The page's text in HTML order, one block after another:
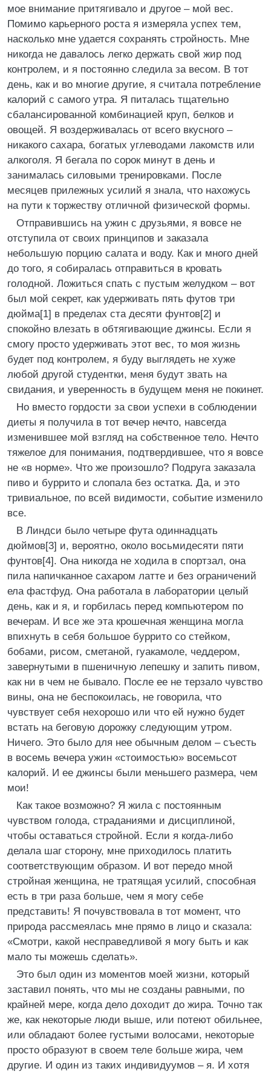
мое внимание притягивало и другое – мой вес.
Помимо карьерного роста я измеряла успех тем,
насколько мне удается сохранять стройность. Мне
никогда не давалось легко держать свой жир под
контролем, и я постоянно следила за весом. В тот
день, как и во многие другие, я считала потребление
калорий с самого утра. Я питалась тщательно
сбалансированной комбинацией круп, белков и
овощей. Я воздерживалась от всего вкусного –
никакого сахара, богатых углеводами лакомств или
алкоголя. Я бегала по сорок минут в день и
занималась силовыми тренировками. После
месяцев прилежных усилий я знала, что нахожусь
на пути к торжеству отличной физической формы.
Отправившись на ужин с друзьями, я вовсе не
отступила от своих принципов и заказала
небольшую порцию салата и воду. Как и много дней
до того, я собиралась отправиться в кровать
голодной. Ложиться спать с пустым желудком – вот
был мой секрет, как удерживать пять футов три
дюйма[1] в пределах ста десяти фунтов[2] и
спокойно влезать в обтягивающие джинсы. Если я
смогу просто удерживать этот вес, то моя жизнь
будет под контролем, я буду выглядеть не хуже
любой другой студентки, меня будут звать на
свидания, и уверенность в будущем меня не покинет.
Но вместо гордости за свои успехи в соблюдении
диеты я получила в тот вечер нечто, навсегда
изменившее мой взгляд на собственное тело. Нечто
тяжелое для понимания, подтвердившее, что я вовсе
не «в норме». Что же произошло? Подруга заказала
пиво и буррито и слопала без остатка. Да, и это
тривиальное, по всей видимости, событие изменило
все.
В Линдси было четыре фута одиннадцать
дюймов[3] и, вероятно, около восьмидесяти пяти
фунтов[4]. Она никогда не ходила в спортзал, она
пила напичканное сахаром латте и без ограничений
ела фастфуд. Она работала в лаборатории целый
день, как и я, и горбилась перед компьютером по
вечерам. И все же эта крошечная женщина могла
впихнуть в себя большое буррито со стейком,
бобами, рисом, сметаной, гуакамоле, чеддером,
завернутыми в пшеничную лепешку и запить пивом,
как ни в чем не бывало. После ее не терзало чувство
вины, она не беспокоилась, не говорила, что
чувствует себя нехорошо или что ей нужно будет
встать на беговую дорожку следующим утром.
Ничего. Это было для нее обычным делом – съесть
в восемь вечера ужин «стоимостью» восемьсот
калорий. И ее джинсы были меньшего размера, чем
мои!
Как такое возможно? Я жила с постоянным
чувством голода, страданиями и дисциплиной,
чтобы оставаться стройной. Если я когда-либо
делала шаг сторону, мне приходилось платить
соответствующим образом. И вот передо мной
стройная женщина, не тратящая усилий, способная
есть в три раза больше, чем я могу себе
представить! Я почувствовала в тот момент, что
природа рассмеялась мне прямо в лицо и сказала:
«Смотри, какой несправедливой я могу быть и как
мало ты можешь сделать».
Это был один из моментов моей жизни, который
заставил понять, что мы не созданы равными, по
крайней мере, когда дело доходит до жира. Точно так
же, как некоторые люди выше, или потеют обильнее,
или обладают более густыми волосами, некоторые
просто образуют в своем теле больше жира, чем
другие. И один из таких индивидуумов – я. И хотя